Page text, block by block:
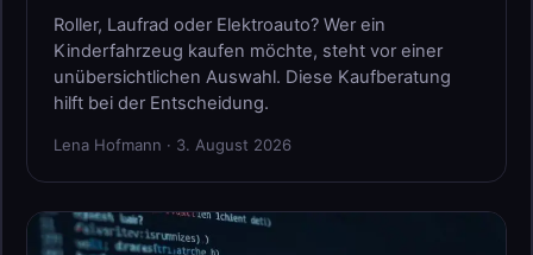
Roller, Laufrad oder Elektroauto? Wer ein
Kinderfahrzeug kaufen möchte, steht vor einer
unübersichtlichen Auswahl. Diese Kaufberatung
hilft bei der Entscheidung.
Lena Hofmann · 3. August 2026